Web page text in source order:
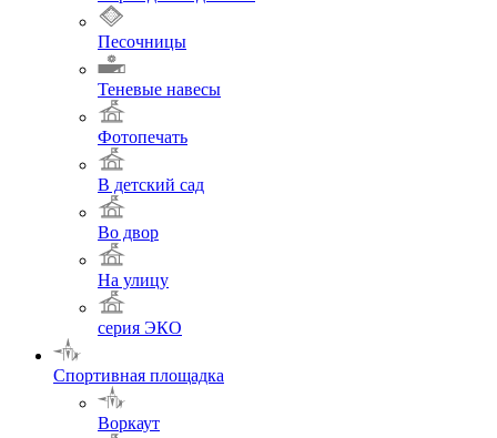
Песочницы
Теневые навесы
Фотопечать
В детский сад
Во двор
На улицу
серия ЭКО
Спортивная площадка
Воркаут